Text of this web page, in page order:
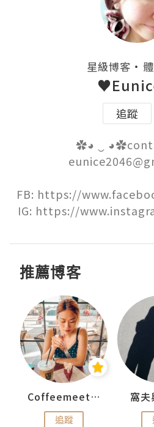
星級博客 ・
追蹤
✿◕ ‿
FB: https://
IG: https://
推薦博客
Coffeemeetjojo
追蹤
窩夫